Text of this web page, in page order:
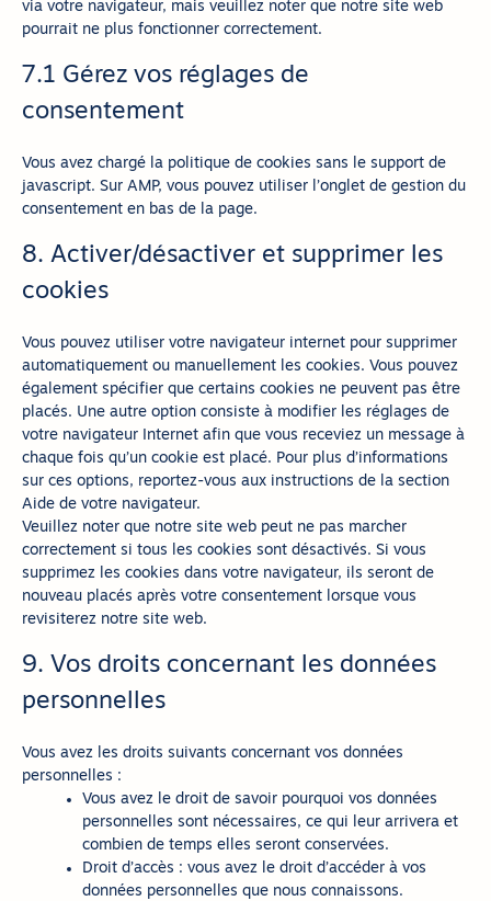
via votre navigateur, mais veuillez noter que notre site web
pourrait ne plus fonctionner correctement.
7.1 Gérez vos réglages de
consentement
Vous avez chargé la politique de cookies sans le support de
javascript. Sur AMP, vous pouvez utiliser l’onglet de gestion du
consentement en bas de la page.
8. Activer/désactiver et supprimer les
cookies
Vous pouvez utiliser votre navigateur internet pour supprimer
automatiquement ou manuellement les cookies. Vous pouvez
également spécifier que certains cookies ne peuvent pas être
placés. Une autre option consiste à modifier les réglages de
votre navigateur Internet afin que vous receviez un message à
chaque fois qu’un cookie est placé. Pour plus d’informations
sur ces options, reportez-vous aux instructions de la section
Aide de votre navigateur.
Veuillez noter que notre site web peut ne pas marcher
correctement si tous les cookies sont désactivés. Si vous
supprimez les cookies dans votre navigateur, ils seront de
nouveau placés après votre consentement lorsque vous
revisiterez notre site web.
9. Vos droits concernant les données
personnelles
Vous avez les droits suivants concernant vos données
personnelles :
Vous avez le droit de savoir pourquoi vos données
personnelles sont nécessaires, ce qui leur arrivera et
combien de temps elles seront conservées.
Droit d’accès : vous avez le droit d’accéder à vos
données personnelles que nous connaissons.